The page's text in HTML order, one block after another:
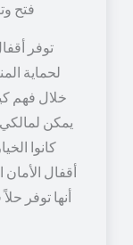
توفر
لحماية
خلال فهم
يمكن لمالكي
كانوا
أقفال الأمان
أنها توفر